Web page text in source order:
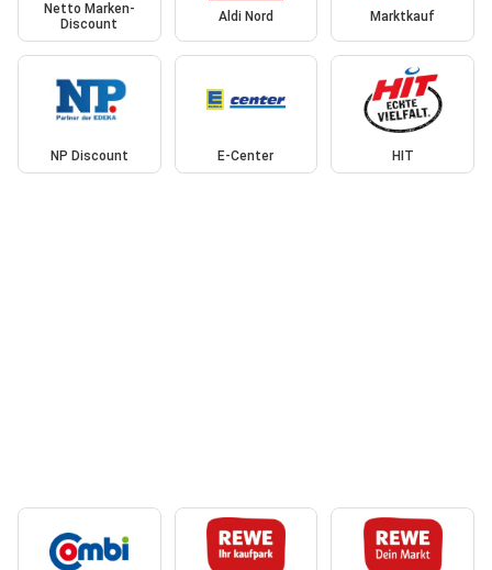
Netto Marken-
Discount
Aldi Nord Marktkauf
NP Discount E-Center HIT